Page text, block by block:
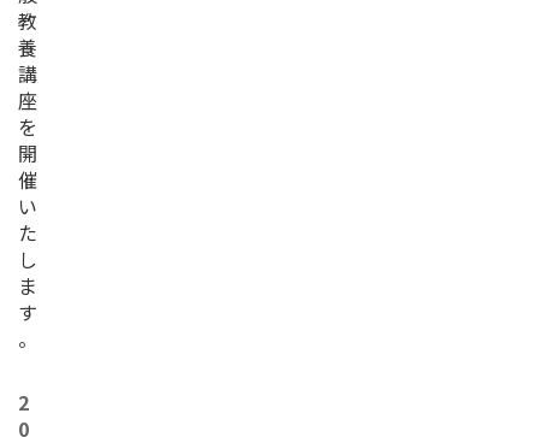
教
養
講
座
を
開
催
い
た
し
ま
す
。
2
0